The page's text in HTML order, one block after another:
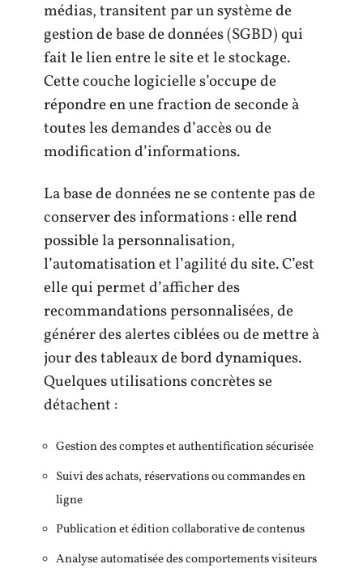
médias, transitent par un système de
gestion de base de données (SGBD) qui
fait le lien entre le site et le stockage.
Cette couche logicielle s’occupe de
répondre en une fraction de seconde à
toutes les demandes d’accès ou de
modification d’informations.
La base de données ne se contente pas de
conserver des informations : elle rend
possible la personnalisation,
l’automatisation et l’agilité du site. C’est
elle qui permet d’afficher des
recommandations personnalisées, de
générer des alertes ciblées ou de mettre à
jour des tableaux de bord dynamiques.
Quelques utilisations concrètes se
détachent :
Gestion des comptes et authentification sécurisée
Suivi des achats, réservations ou commandes en
ligne
Publication et édition collaborative de contenus
Analyse automatisée des comportements visiteurs